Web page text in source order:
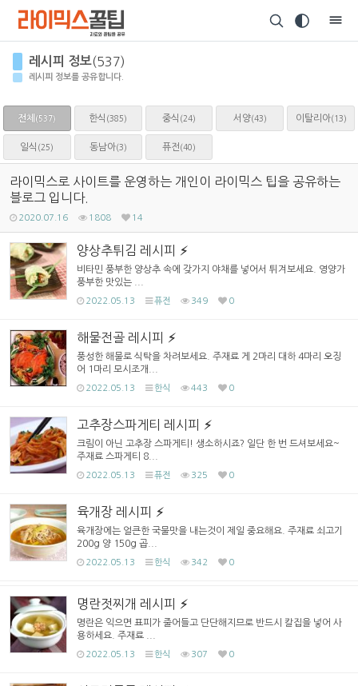
레시피 정보(537)
레시피 정보를 공유합니다.
전체 (537) 한식 (385) 중식 (24) 서양(43) 이탈리아(13)
일식 (25) 동남아(3) 퓨전 (40)
라이믹스로 사이트를 운영하는 개인이 라이믹스 팁을 공유하는
블로그 입니다.
2020.07.16 1808 14
양상추튀김 레시피
비타민 풍부한 양상추 속에 갖가지 야채를 넣어서 튀겨보세요. 영양가
풍부한 맛있는 ...
2022.05.13 퓨전 349 0
해물전골 레시피
풍성한 해물로 식탁을 차려보세요. 주재료 게 2마리 대하 4마리 오징
어 1마리 모시조개...
2022.05.13 한식 443 0
고추장스파게티 레시피
크림이 아닌 고추장 스파게티! 생소하시죠? 일단 한 번 드셔보세요~
주재료 스파게티 8...
2022.05.13 퓨전 325 0
육개장 레시피
육개장에는 얼큰한 국물맛을 내는것이 제일 중요해요. 주재료 쇠고기
200g 양 150g 곱...
2022.05.13 한식 342 0
명란젓찌개 레시피
명란은 익으면 표피가 줄어들고 단단해지므로 반드시 칼집을 넣어 사
용하세요. 주재료 ...
2022.05.13 한식 307 0
Sketchbook5, 스케치북5
Sketchbook5, 스케치북5